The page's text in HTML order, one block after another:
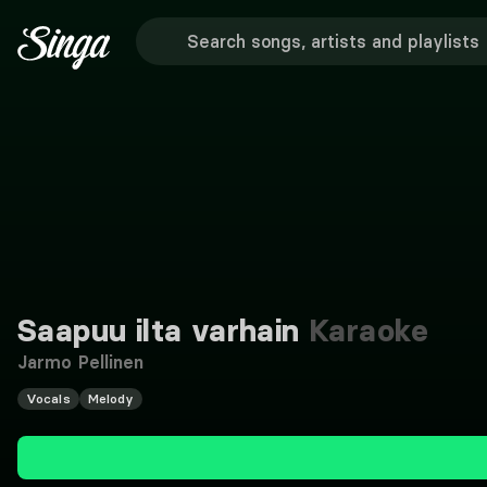
Saapuu ilta varhain Karaoke
Jarmo Pellinen
Vocals Melody